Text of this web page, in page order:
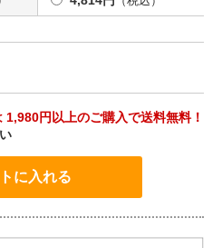
円以上のご購入で送料無料！